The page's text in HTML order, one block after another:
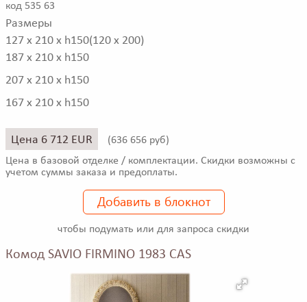
код 535 63
Размеры
127 x 210 x h150(120 x 200)
187 x 210 x h150
207 x 210 x h150
167 x 210 x h150
Цена 6 712 EUR (636 656 руб)
Цена в базовой отделке / комплектации. Скидки возможны с
учетом суммы заказа и предоплаты.
Добавить в блокнот
чтобы подумать или для запроса скидки
Комод SAVIO FIRMINO 1983 CAS